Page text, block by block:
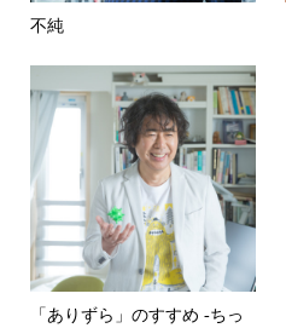
不純
「ありずら」のすすめ -ちっ